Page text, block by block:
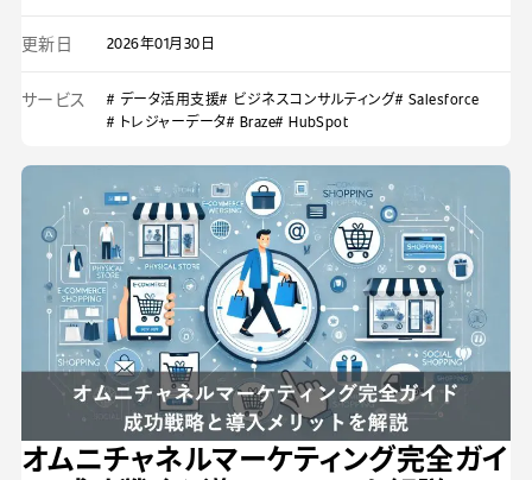
更新日 2026年01月30日
サービス # データ活用支援# ビジネスコンサルティング# Salesforce
# トレジャーデータ# Braze# HubSpot
オムニチャネルマーケティング完全ガイ